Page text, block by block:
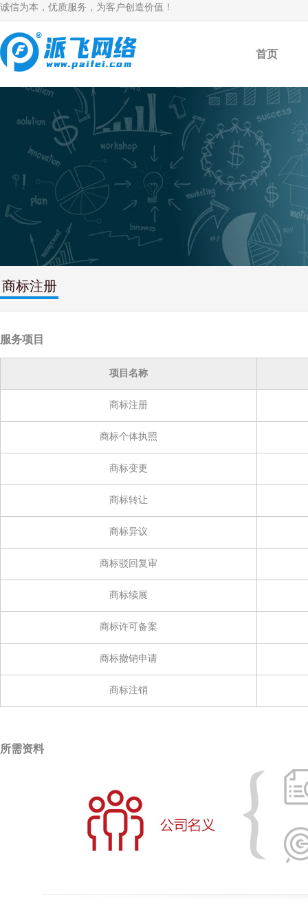
诚信为本，优质服务，为客户创造价值！
首页
商标注册
服务项目
项目名称
商标注册
商标个体执照
商标变更
商标转让
商标异议
商标驳回复审
商标续展
商标许可备案
商标撤销申请
商标注销
所需资料